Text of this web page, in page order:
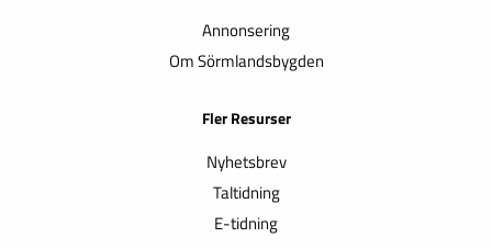
Annonsering
Om Sörmlandsbygden
Fler Resurser
Nyhetsbrev
Taltidning
E-tidning